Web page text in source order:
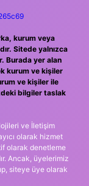
kurum veya
Sitede yalnızca
Burada yer alan
kurum ve kişiler
ve kişiler ile
bilgiler taslak
ve İletişim
olarak hizmet
olarak denetleme
Ancak, üyelerimiz
siteye üye olarak